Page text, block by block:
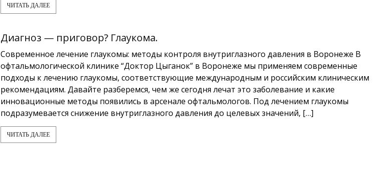
ЧИТАТЬ ДАЛЕЕ
Диагноз — приговор? Глаукома.
Современное лечение глаукомы: методы контроля внутриглазного давления в Воронеже В
офтальмологической клинике “Доктор Цыганок” в Воронеже мы применяем современные
подходы к лечению глаукомы, соответствующие международным и российским клиническим
рекомендациям. Давайте разберемся, чем же сегодня лечат это заболевание и какие
инновационные методы появились в арсенале офтальмологов. Под лечением глаукомы
подразумевается снижение внутриглазного давления до целевых значений, […]
ЧИТАТЬ ДАЛЕЕ